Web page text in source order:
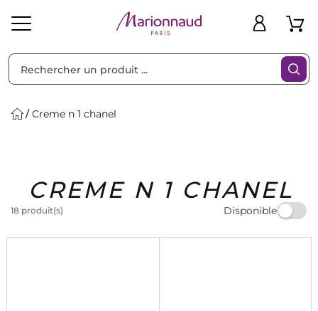
Solaire Homme Marques Idées
Cadeaux
Bons
Plans
Creme n 1 chanel
CREME N 1 CHANEL
18 produit(s) Disponible
Filtres